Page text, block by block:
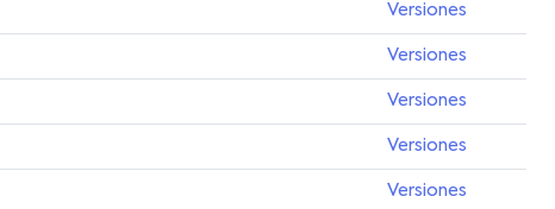
Versiones
Versiones
Versiones
Versiones
Versiones